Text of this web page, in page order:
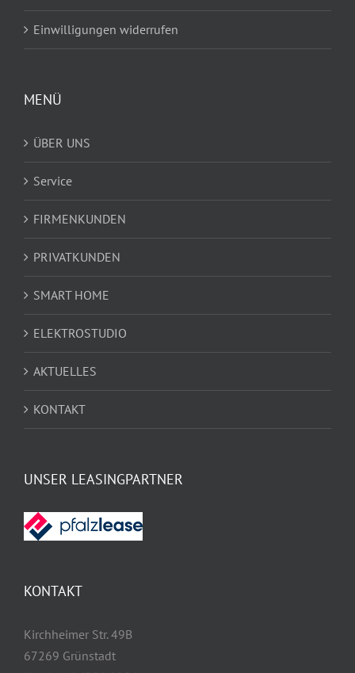
Einwilligungen widerrufen
MENÜ
ÜBER UNS
Service
FIRMENKUNDEN
PRIVATKUNDEN
SMART HOME
ELEKTROSTUDIO
AKTUELLES
KONTAKT
UNSER LEASINGPARTNER
KONTAKT
Kirchheimer Str. 49B
67269 Grünstadt